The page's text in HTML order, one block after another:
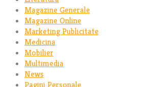
Magazine Generale
Magazine Online
Marketing Publicitate
Medicina
Mobilier
Multimedia
News
Pagini Personale